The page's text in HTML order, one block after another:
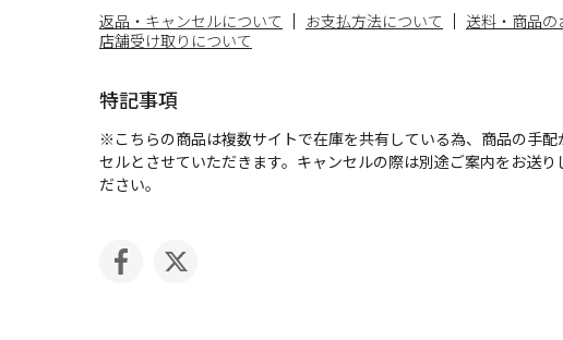
返品・キャンセルについて お支払方法について
送料・商品の
店舗受け取りについて
特記事項
※こちらの商品は複数サイトで在庫を共有している為、商品の手配
セルとさせていただきます。キャンセルの際は別途ご案内をお送り
ださい。